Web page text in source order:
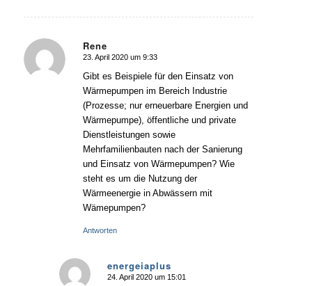
Rene
sagte:
23. April 2020 um 9:33
Gibt es Beispiele für den Einsatz von
Wärmepumpen im Bereich Industrie
(Prozesse; nur erneuerbare Energien und
Wärmepumpe), öffentliche und private
Dienstleistungen sowie
Mehrfamilienbauten nach der Sanierung
und Einsatz von Wärmepumpen? Wie
steht es um die Nutzung der
Wärmeenergie in Abwässern mit
Wämepumpen?
Antworten
energeiaplus
sagte:
24. April 2020 um 15:01